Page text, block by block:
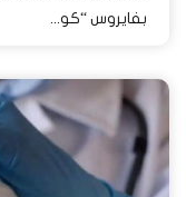
بفايروس “كو...